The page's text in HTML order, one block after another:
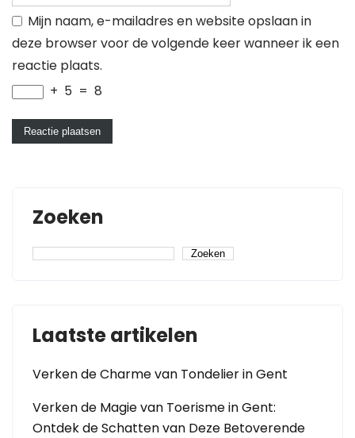
Mijn naam, e-mailadres en website opslaan in
deze browser voor de volgende keer wanneer ik een
reactie plaats.
+ 5 = 8
Zoeken
Zoeken
Laatste artikelen
Verken de Charme van Tondelier in Gent
Verken de Magie van Toerisme in Gent:
Ontdek de Schatten van Deze Betoverende